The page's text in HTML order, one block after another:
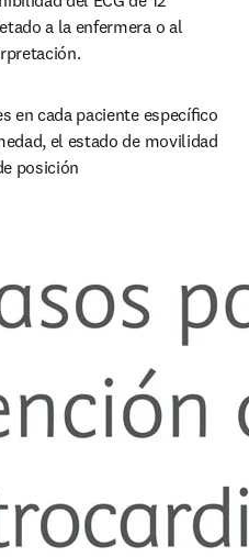
a la enfermera o al
en cada paciente especíﬁco
el estado de movilidad
posición